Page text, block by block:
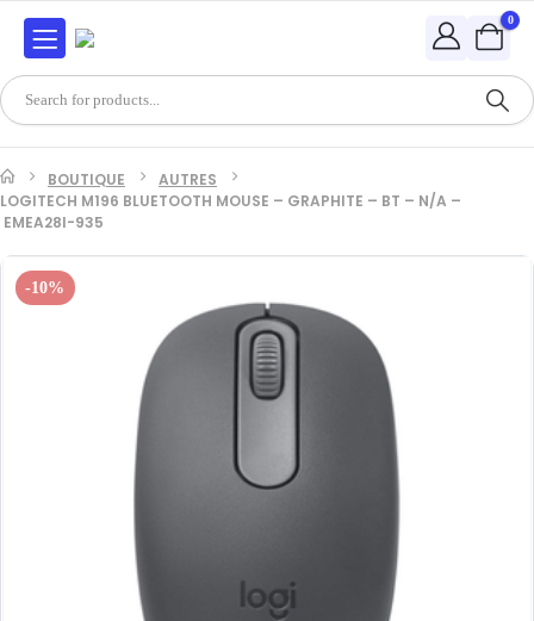
0
BOUTIQUE
AUTRES
LOGITECH M196 BLUETOOTH MOUSE – GRAPHITE – BT – N/A –
EMEA28I-935
-10%